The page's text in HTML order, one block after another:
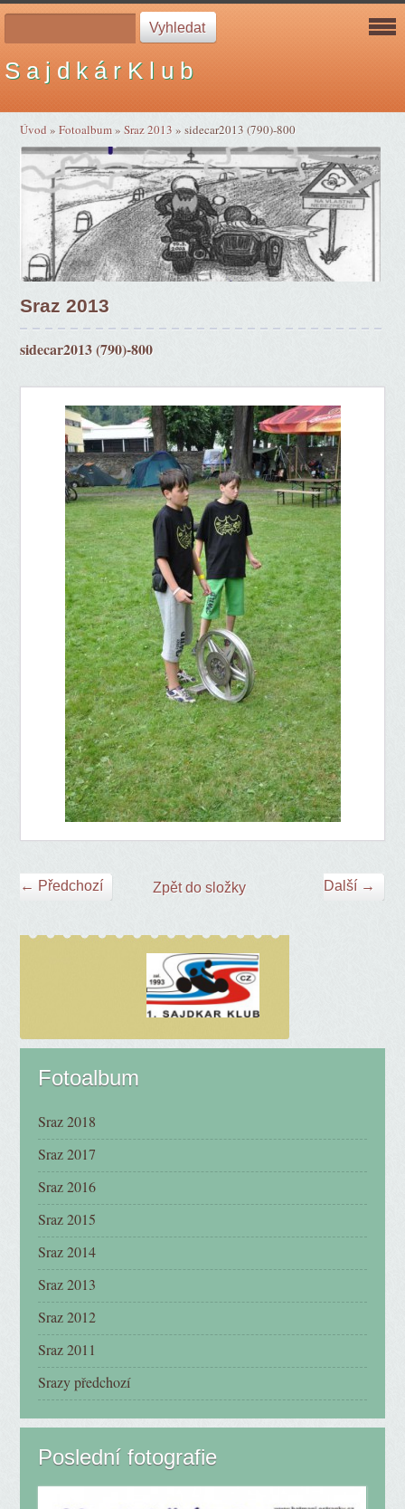
S a j d k á r K l u b
Úvod »Fotoalbum»Sraz 2013 »sidecar2013 (790)-800
Sraz 2013
sidecar2013 (790)-800
← Předchozí Další →
Zpět do složky
Fotoalbum
Sraz 2018
Sraz 2017
Sraz 2016
Sraz 2015
Sraz 2014
Sraz 2013
Sraz 2012
Sraz 2011
Srazy předchozí
Poslední fotografie